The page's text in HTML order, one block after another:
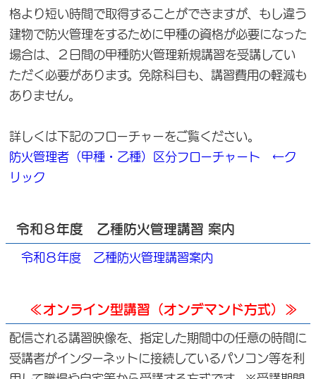
格より短い時間で取得することができますが、もし違う
建物で防火管理をするために甲種の資格が必要になった
場合は、２日間の甲種防火管理新規講習を受講してい
ただく必要があります。免除科目も、講習費用の軽減も
ありません。
詳しくは下記のフローチャーをご覧ください。
防火管理者（甲種・乙種）区分フローチャート ←ク
リック
令和８年度 乙種防火管理講習 案内
令和８年度 乙種防火管理講習案内
≪オンライン型講習（オンデマンド方式）≫
配信される講習映像を、指定した期間中の任意の時間に
受講者がインターネットに接続しているパソコン等を利